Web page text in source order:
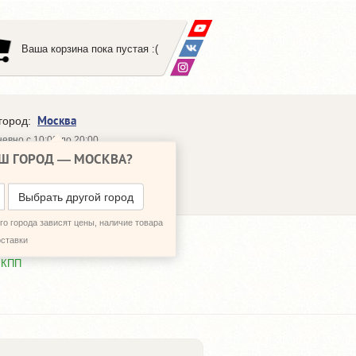
Ваша корзина пока пустая :(
Москва
ГОРОД — МОСКВА?
Выбрать другой город
города зависят цены, наличие товара
с 10:00 до 20:00
648-64-30
МНЕ
КПП